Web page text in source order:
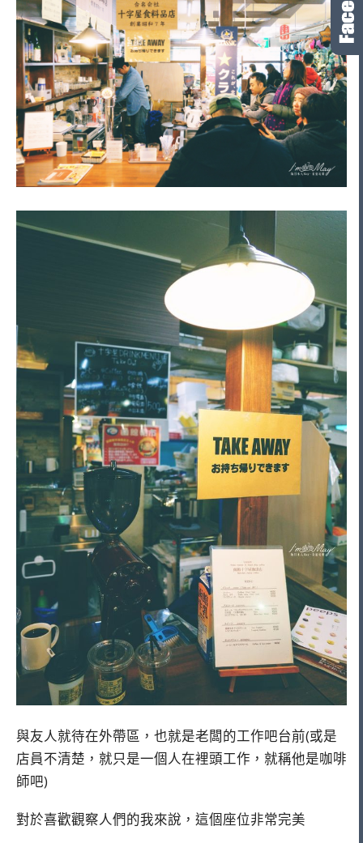
與友人就待在外帶區，也就是老闆的工作吧台前(或是
店員不清楚，就只是一個人在裡頭工作，就稱他是咖啡
師吧)
對於喜歡觀察人們的我來說，這個座位非常完美